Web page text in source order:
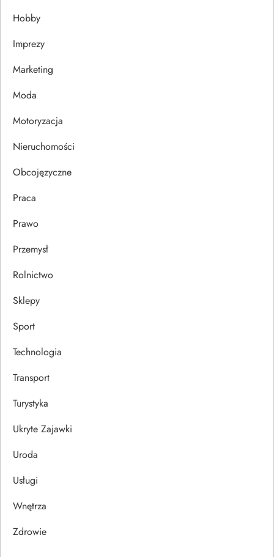
a
w
p
u
Hobby
Imprezy
Marketing
Moda
Motoryzacja
Nieruchomości
Obcojęzyczne
Praca
Prawo
Przemysł
Rolnictwo
Sklepy
Sport
Technologia
Transport
Turystyka
Ukryte Zajawki
Uroda
Usługi
Wnętrza
Zdrowie